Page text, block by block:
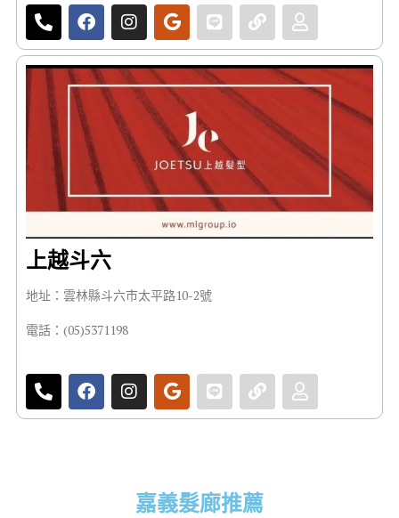
上越斗六
地址：雲林縣斗六市太平路10-2號
電話：(05)5371198
嘉義髮廊推薦